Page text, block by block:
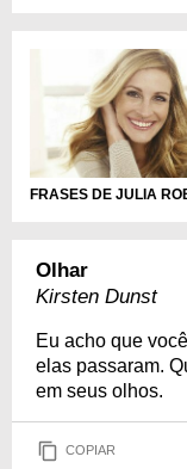
FRASES DE JULIA
Olhar
Kirsten Dunst
Eu acho que
elas passaram.
em seus olhos.
COPIAR